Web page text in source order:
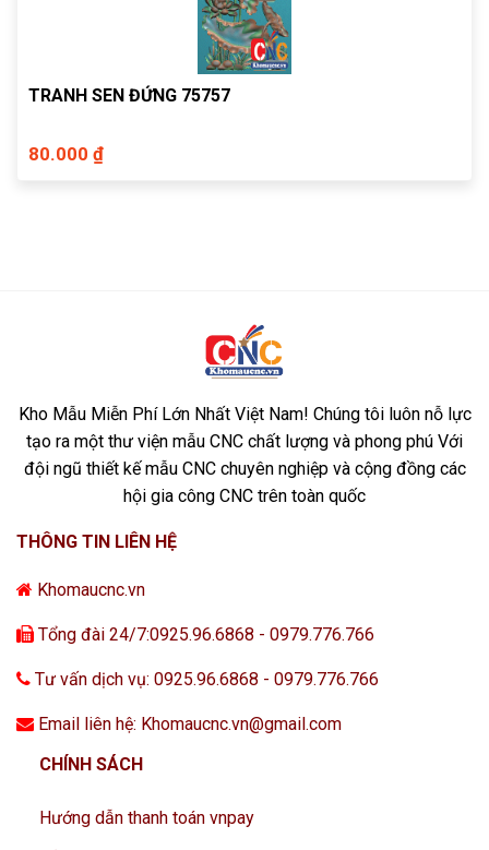
TRANH SEN ĐỨNG 75757
80.000 ₫
Kho Mẫu Miễn Phí Lớn Nhất Việt Nam! Chúng tôi luôn nỗ lực
tạo ra một thư viện mẫu CNC chất lượng và phong phú Với
đội ngũ thiết kế mẫu CNC chuyên nghiệp và cộng đồng các
hội gia công CNC trên toàn quốc
THÔNG TIN LIÊN HỆ
Khomaucnc.vn
Tổng đài 24/7:0925.96.6868 - 0979.776.766
Tư vấn dịch vụ: 0925.96.6868 - 0979.776.766
Email liên hệ: Khomaucnc.vn@gmail.com
CHÍNH SÁCH
Hướng dẫn thanh toán vnpay